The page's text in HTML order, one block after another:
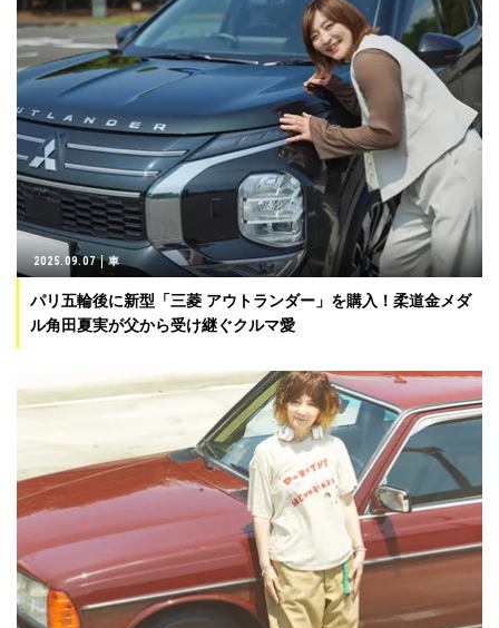
2025.09.07 車
パリ五輪後に新型「三菱 アウトランダー」を購入！柔道金メダ
ル角田夏実が父から受け継ぐクルマ愛